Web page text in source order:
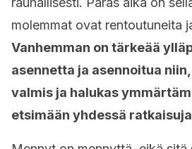
molemmat ovat rentoutuneita
Vanhemman on tärkeää
asennetta ja asennoitua
valmis ja halukas
etsimään yhdessä